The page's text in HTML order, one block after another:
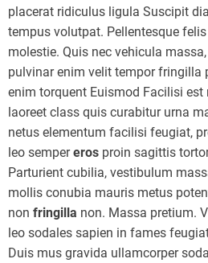
placerat ridiculus ligula Suscipit
tempus volutpat. Pellentesque
molestie. Quis nec vehicula
pulvinar enim velit tempor fringilla
enim torquent Euismod Facilisi
laoreet class quis curabitur urna
netus elementum facilisi feugiat,
leo sempereros proin sagittis
Parturient cubilia, vestibulum
mollis conubia mauris metus
non fringilla non. Massa pretium.
leo sodales sapien in fames
Duis mus gravida ullamcorper